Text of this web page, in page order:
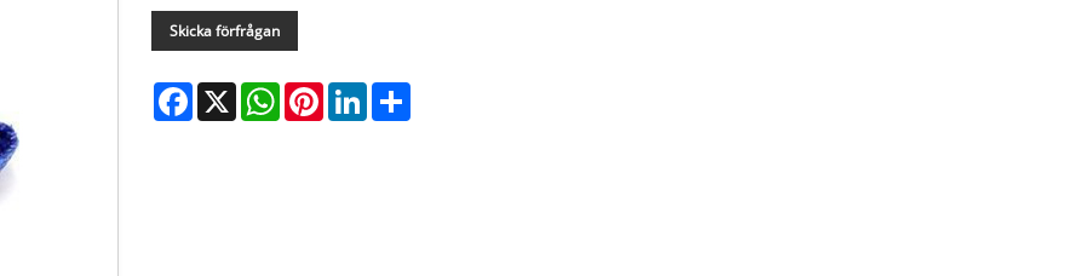
Skicka förfrågan
Facebook
X WhatsApp
PinterestLinkedIn